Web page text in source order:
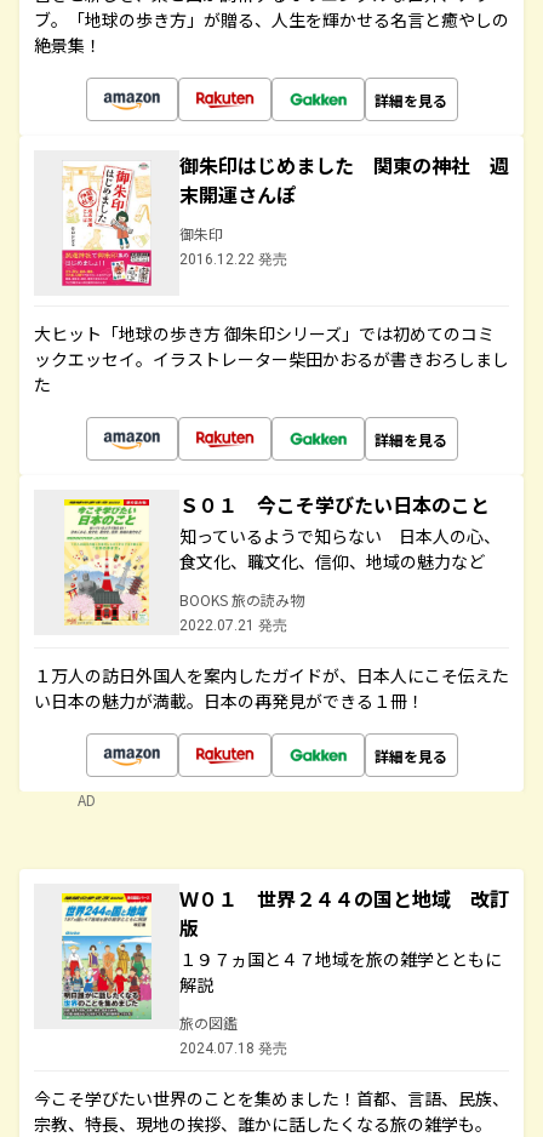
ブ。「地球の歩き方」が贈る、人生を輝かせる名言と癒やしの
絶景集！
詳細を見る
御朱印はじめました 関東の神社 週
末開運さんぽ
御朱印
2016.12.22 発売
大ヒット「地球の歩き方 御朱印シリーズ」では初めてのコミ
ックエッセイ。イラストレーター柴田かおるが書きおろしまし
た
詳細を見る
Ｓ０１ 今こそ学びたい日本のこと
知っているようで知らない 日本人の心、
食文化、職文化、信仰、地域の魅力など
BOOKS 旅の読み物
2022.07.21 発売
１万人の訪日外国人を案内したガイドが、日本人にこそ伝えた
い日本の魅力が満載。日本の再発見ができる１冊！
詳細を見る
AD
Ｗ０１ 世界２４４の国と地域 改訂
版
１９７ヵ国と４７地域を旅の雑学とともに
解説
旅の図鑑
2024.07.18 発売
今こそ学びたい世界のことを集めました！首都、言語、民族、
宗教、特長、現地の挨拶、誰かに話したくなる旅の雑学も。